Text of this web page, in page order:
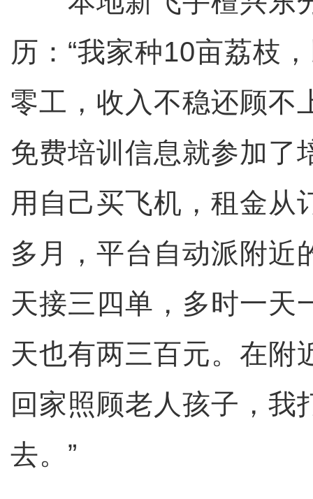
历：“我家种10亩荔枝
零工，收入不稳还顾不
免费培训信息就参加了
用自己买飞机，租金从
多月，平台自动派附近
天接三四单，多时一天
天也有两三百元。在附
回家照顾老人孩子，我
去。”